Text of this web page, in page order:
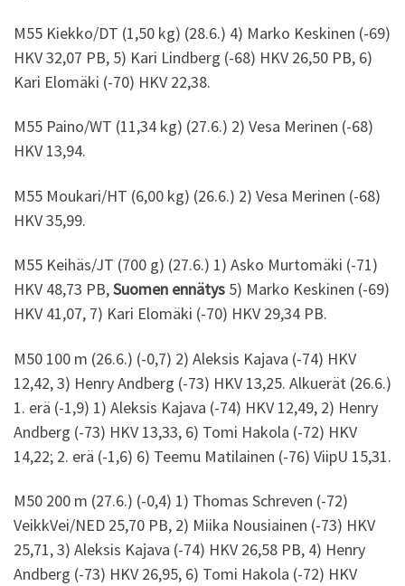
M55 Kiekko/DT (1,50 kg) (28.6.) 4) Marko Keskinen (-69)
HKV 32,07 PB, 5) Kari Lindberg (-68) HKV 26,50 PB, 6)
Kari Elomäki (-70) HKV 22,38.
M55 Paino/WT (11,34 kg) (27.6.) 2) Vesa Merinen (-68)
HKV 13,94.
M55 Moukari/HT (6,00 kg) (26.6.) 2) Vesa Merinen (-68)
HKV 35,99.
M55 Keihäs/JT (700 g) (27.6.) 1) Asko Murtomäki (-71)
HKV 48,73 PB,Suomen ennätys 5) Marko Keskinen (-69)
HKV 41,07, 7) Kari Elomäki (-70) HKV 29,34 PB.
M50 100 m (26.6.) (-0,7) 2) Aleksis Kajava (-74) HKV
12,42, 3) Henry Andberg (-73) HKV 13,25. Alkuerät (26.6.)
1. erä (-1,9) 1) Aleksis Kajava (-74) HKV 12,49, 2) Henry
Andberg (-73) HKV 13,33, 6) Tomi Hakola (-72) HKV
14,22; 2. erä (-1,6) 6) Teemu Matilainen (-76) ViipU 15,31.
M50 200 m (27.6.) (-0,4) 1) Thomas Schreven (-72)
VeikkVei/NED 25,70 PB, 2) Miika Nousiainen (-73) HKV
25,71, 3) Aleksis Kajava (-74) HKV 26,58 PB, 4) Henry
Andberg (-73) HKV 26,95, 6) Tomi Hakola (-72) HKV